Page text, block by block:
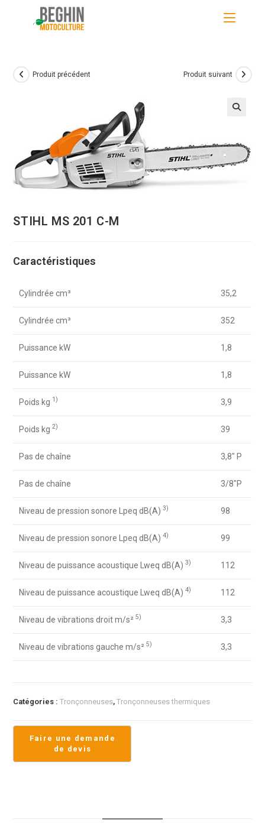
Produit précédent Produit suivant
STIHL MS 201 C-M
Caractéristiques
Cylindrée cm³ 35,2
Cylindrée cm³ 352
Puissance kW 1,8
Puissance kW 1,8
Poids kg 1) 3,9
Poids kg2) 39
Pas de chaîne 3,8″ P
Pas de chaîne 3/8″P
Niveau de pression sonore Lpeq dB(A)3) 98
Niveau de pression sonore Lpeq dB(A)4) 99
Niveau de puissance acoustique Lweq dB(A)3) 112
Niveau de puissance acoustique Lweq dB(A)4) 112
Niveau de vibrations droit m/s²5) 3,3
Niveau de vibrations gauche m/s²5) 3,3
Catégories :Tronçonneuses,Tronçonneuses thermiques